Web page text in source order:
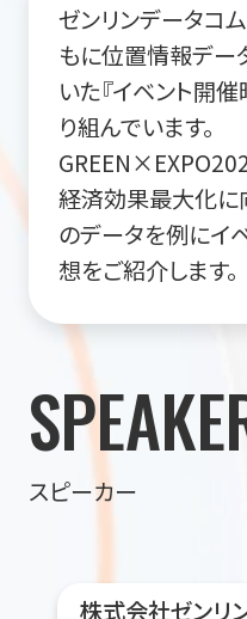
ゼンリンデータコ
もに位置情報デー
いた『イベント開
り組んでいます。
経済効果最大化に
のデータを例にイ
想をご紹介します。
スピーカー
株式会社ゼンリ